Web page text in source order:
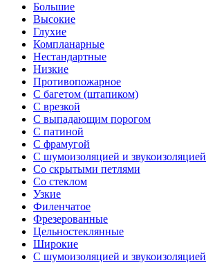
Большие
Высокие
Глухие
Компланарные
Нестандартные
Низкие
Противопожарное
С багетом (штапиком)
С врезкой
С выпадающим порогом
С патиной
С фрамугой
С шумоизоляцией и звукоизоляцией
Со скрытыми петлями
Со стеклом
Узкие
Филенчатое
Фрезерованные
Цельностеклянные
Широкие
С шумоизоляцией и звукоизоляцией